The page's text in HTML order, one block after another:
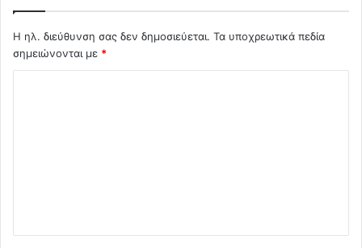
Η ηλ. διεύθυνση σας δεν δημοσιεύεται. Τα υποχρεωτικά πεδία
σημειώνονται με *